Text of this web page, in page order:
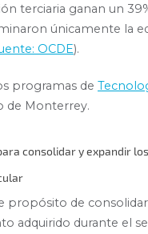
terciaria ganan un
únicamente la
OCDE).
programas de
de Monterrey.
consolidar y expandir
propósito de
adquirido durante el